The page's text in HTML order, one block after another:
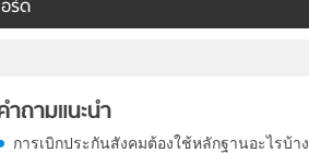
ร์ด
ำถามแนะนำ
การเบิกประกันสังคมต้องใช้หลักฐานอะไรบ้าง